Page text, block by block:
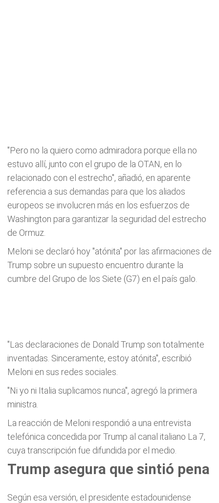
"Pero no la quiero como admiradora porque ella no
estuvo allí, junto con el grupo de la OTAN, en lo
relacionado con el estrecho", añadió, en aparente
referencia a sus demandas para que los aliados
europeos se involucren más en los esfuerzos de
Washington para garantizar la seguridad del estrecho
de Ormuz.
Meloni se declaró hoy "atónita" por las afirmaciones de
Trump sobre un supuesto encuentro durante la
cumbre del Grupo de los Siete (G7) en el país galo.
"Las declaraciones de Donald Trump son totalmente
inventadas. Sinceramente, estoy atónita", escribió
Meloni en sus redes sociales.
"Ni yo ni Italia suplicamos nunca", agregó la primera
ministra.
La reacción de Meloni respondió a una entrevista
telefónica concedida por Trump al canal italiano La 7,
cuya transcripción fue difundida por el medio.
Trump asegura que sintió pena
Según esa versión, el presidente estadounidense